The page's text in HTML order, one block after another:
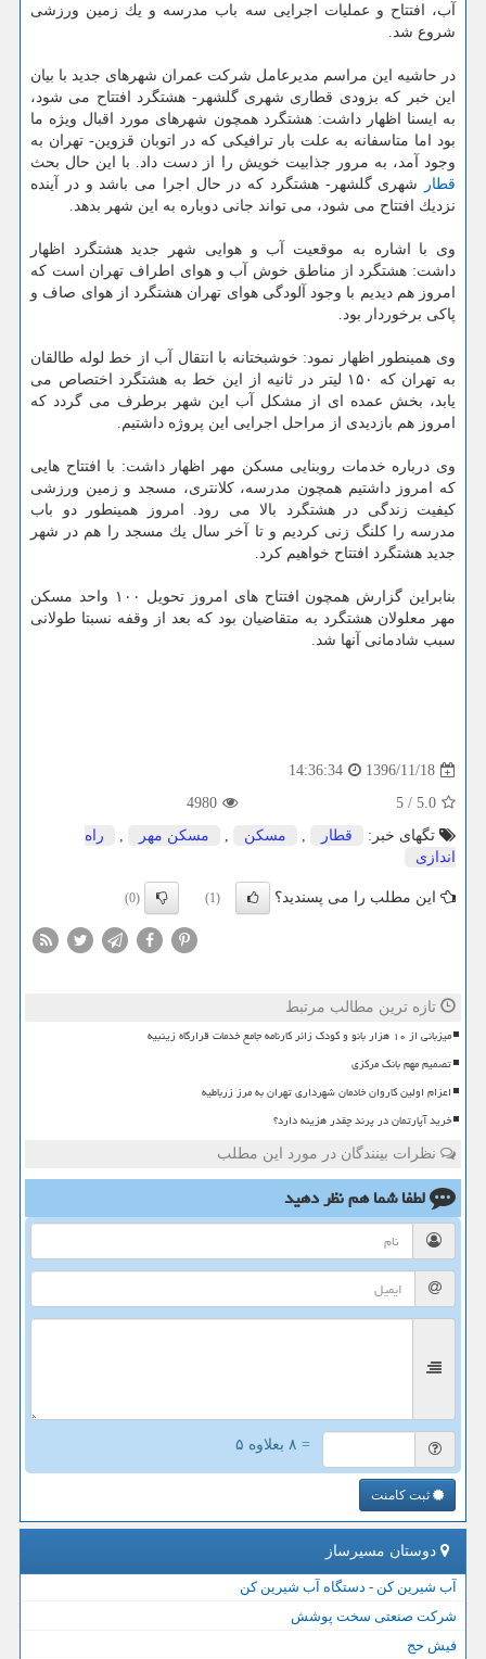
آب، افتتاح و عملیات اجرایی سه باب مدرسه و یك زمین ورزشی
شروع شد.
در حاشیه این مراسم مدیرعامل شركت عمران شهرهای جدید با بیان
این خبر كه بزودی قطاری شهری گلشهر- هشتگرد افتتاح می شود،
به ایسنا اظهار داشت: هشتگرد همچون شهرهای مورد اقبال ویژه ما
بود اما متاسفانه به علت بار ترافیكی كه در اتوبان قزوین- تهران به
وجود آمد، به مرور جذابیت خویش را از دست داد. با این حال بحث
قطار
شهری گلشهر- هشتگرد كه در حال اجرا می باشد و در آینده
نزدیك افتتاح می شود، می تواند جانی دوباره به این شهر بدهد.
وی با اشاره به موقعیت آب و هوایی شهر جدید هشتگرد اظهار
داشت: هشتگرد از مناطق خوش آب و هوای اطراف تهران است كه
امروز هم دیدیم با وجود آلودگی هوای تهران هشتگرد از هوای صاف و
پاكی برخوردار بود.
وی همینطور اظهار نمود: خوشبختانه با انتقال آب از خط لوله طالقان
به تهران كه ۱۵۰ لیتر در ثانیه از این خط به هشتگرد اختصاص می
یابد، بخش عمده ای از مشكل آب این شهر برطرف می گردد كه
امروز هم بازدیدی از مراحل اجرایی این پروژه داشتیم.
وی درباره خدمات روبنایی مسكن مهر اظهار داشت: با افتتاح هایی
كه امروز داشتیم همچون مدرسه، كلانتری، مسجد و زمین ورزشی
كیفیت زندگی در هشتگرد بالا می رود. امروز همینطور دو باب
مدرسه را كلنگ زنی كردیم و تا آخر سال یك مسجد را هم در شهر
جدید هشتگرد افتتاح خواهیم كرد.
بنابراین گزارش همچون افتتاح های امروز تحویل ۱۰۰ واحد مسكن
مهر معلولان هشتگرد به متقاضیان بود كه بعد از وقفه نسبتا طولانی
سبب شادمانی آنها شد.
1396/11/18
14:36:34
5.0
/
5
4980
تگهای خبر:
قطار , مسكن , مسكن مهر ,
راه
اندازی
این مطلب را می پسندید؟ (1)
(0)
تازه ترین مطالب مرتبط
میزبانی از ۱۰ هزار بانو و کودک زائر کارنامه جامع خدمات قرارگاه زینبیه
تصمیم مهم بانک مرکزی
اعزام اولین کاروان خادمان شهرداری تهران به مرز زرباطیه
خرید آپارتمان در پرند چقدر هزینه دارد؟
نظرات بینندگان در مورد این مطلب
لطفا شما همنظر دهید
= ۸ بعلاوه ۵
ثبت کامنت
دوستان مسیرساز
آب شیرین کن - دستگاه آب شیرین کن
شرکت صنعتی سخت پوشش
فیش حج